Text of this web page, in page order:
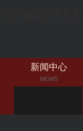
新闻中心
NEWS